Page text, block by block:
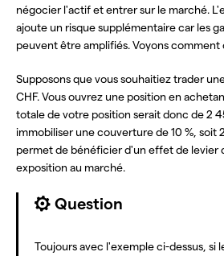
négocier l'actif et entrer sur le marché.
ajoute un risque supplémentaire car les
peuvent être amplifiés. Voyons
Supposons que vous souhaitiez trader
CHF. Vous ouvrez une position en
totale de votre position serait donc de 2
immobiliser une couverture de 10 %, soit
permet de bénéficier d'un effet de levier
exposition au marché.
Question
Toujours avec l'exemple ci-dessus, si